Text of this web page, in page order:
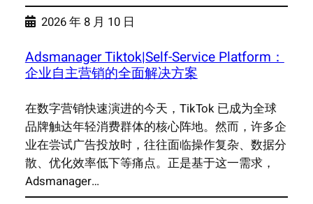
2026 年 8 月 10 日
Adsmanager Tiktok|Self-Service Platform：
企业自主营销的全面解决方案
在数字营销快速演进的今天，TikTok 已成为全球
品牌触达年轻消费群体的核心阵地。然而，许多企
业在尝试广告投放时，往往面临操作复杂、数据分
散、优化效率低下等痛点。正是基于这一需求，
Adsmanager…